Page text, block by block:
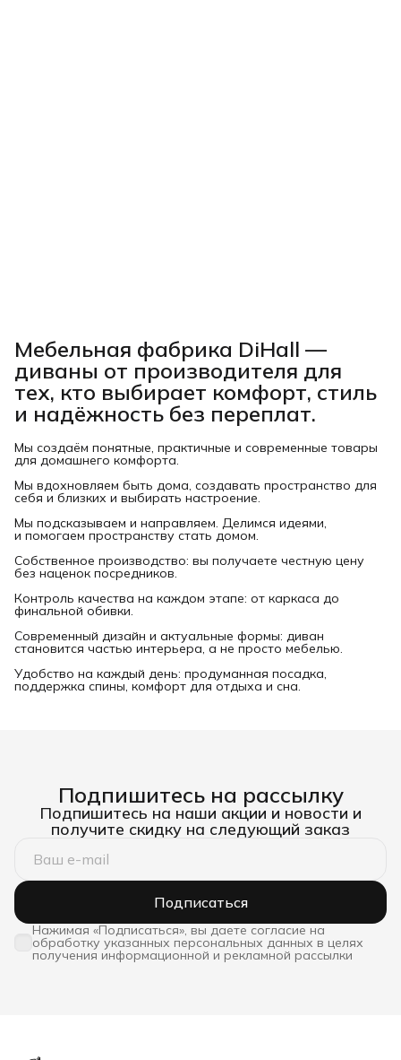
Мебельная фабрика DiHall —
диваны от производителя для
тех, кто выбирает комфорт, стиль
и надёжность без переплат.
Мы создаём понятные, практичные и современные товары
для домашнего комфорта.
Мы вдохновляем быть дома, создавать пространство для
себя и близких и выбирать настроение.
Мы подсказываем и направляем. Делимся идеями,
и помогаем пространству стать домом.
Собственное производство: вы получаете честную цену
без наценок посредников.
Контроль качества на каждом этапе: от каркаса до
финальной обивки.
Современный дизайн и актуальные формы: диван
становится частью интерьера, а не просто мебелью.
Удобство на каждый день: продуманная посадка,
поддержка спины, комфорт для отдыха и сна.
Подпишитесь на рассылку
Подпишитесь на наши акции и новости и
получите скидку на следующий заказ
Подписаться
Нажимая «Подписаться», вы даете согласие на
обработку указанных персональных данных в целях
получения информационной и рекламной рассылки